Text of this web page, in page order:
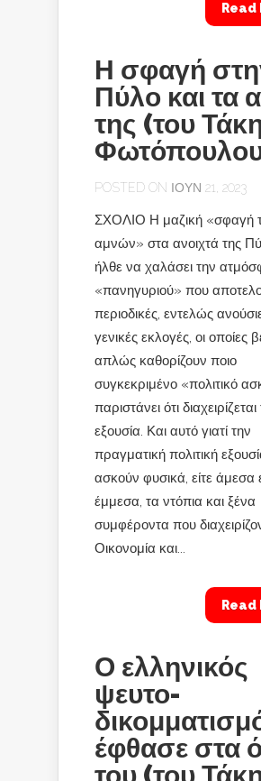
Read
Η σφαγή
Πύλο και τα
της (του
POSTED ON ΙΟΎΝ 21, 2023
ΣΧΟΛΙΟ Η μαζική «σφαγή
αμνών» στα ανοιχτά της
ήλθε να χαλάσει την
«πανηγυριού» που
περιοδικές, εντελώς
γενικές εκλογές, οι οποίες
απλώς καθορίζουν ποιο
συγκεκριμένο «πολιτικό
παριστάνει ότι διαχειρίζεται
εξουσία. Και αυτό γιατί την
πραγματική πολιτική
ασκούν φυσικά, είτε άμεσα
έμμεσα, τα ντόπια και ξένα
συμφέροντα που
Οικονομία και...
Read
Ο ελληνικός
ψευτο-
έφθασε στα